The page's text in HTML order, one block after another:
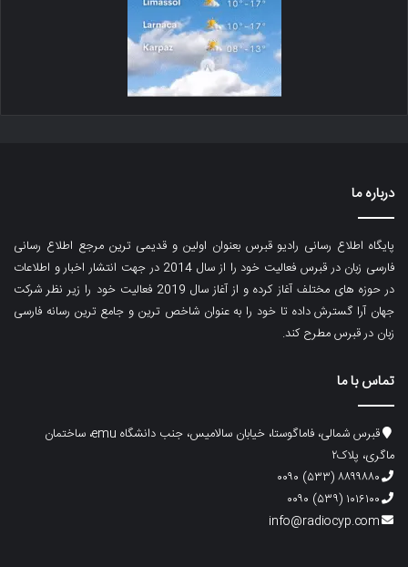
درباره ما
پایگاه اطلاع رسانی رادیو قبرس بعنوان اولین و قدیمی ترین مرجع اطلاع رسانی
فارسی زبان در قبرس فعالیت خود را از سال 2014 در جهت انتشار اخبار و اطلاعات
در حوزه های مختلف آغاز کرده و از آغاز سال 2019 فعالیت خود را زیر نظر شرکت
جهان آرا گسترش داده تا خود را به عنوان شاخص ترین و جامع ترین رسانه فارسی
زبان در قبرس مطرح کند.
تماس با ما
قبرس شمالی، فاماگوستا، خیابان سالامیس، جنب دانشگاه emu، ساختمان
ماگری، پلاک۲
۸۸۹۹۸۸۰ (۵۳۳) ۰۰۹۰
۱۰۱۶۱۰۰ (۵۳۹) ۰۰۹۰
info@radiocyp.com